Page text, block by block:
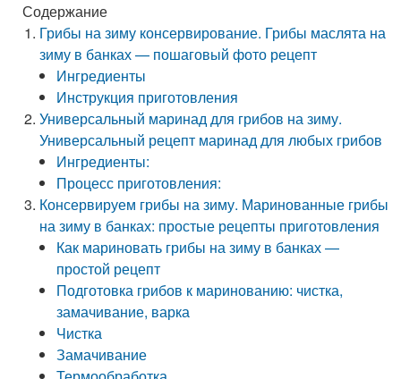
Содержание
Грибы на зиму консервирование. Грибы маслята на
зиму в банках — пошаговый фото рецепт
Ингредиенты
Инструкция приготовления
Универсальный маринад для грибов на зиму.
Универсальный рецепт маринад для любых грибов
Ингредиенты:
Процесс приготовления:
Консервируем грибы на зиму. Маринованные грибы
на зиму в банках: простые рецепты приготовления
Как мариновать грибы на зиму в банках —
простой рецепт
Подготовка грибов к маринованию: чистка,
замачивание, варка
Чистка
Замачивание